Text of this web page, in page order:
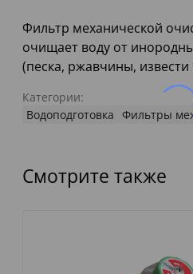
Фильтр механической
очищает воду от
(песка, ржавчины, извести
Категории:
Водоподготовка Фильтры
Смотрите также